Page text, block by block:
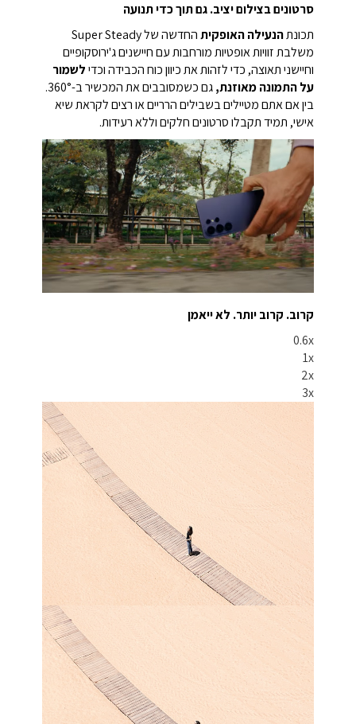
סרטונים בצילום יציב. גם תוך כדי תנועה
תכונתהנעילה האופקית
החדשה של Super Steady
משלבת זוויות אופטיות מורחבות עם חיישנים ג'ירוסקופיים
וחיישני תאוצה, כדי לזהות את כיוון כוח הכבידה וכדילשמור
על התמונה מאוזנת,
גם כשמסובבים את המכשיר ב-360°.
בין אם אתם מטיילים בשבילים הרריים או רצים לקראת שיא
אישי, תמיד תקבלו סרטונים חלקים וללא רעידות.
קרוב. קרוב יותר. לא ייאמן
0.6x
1x
2x
3x